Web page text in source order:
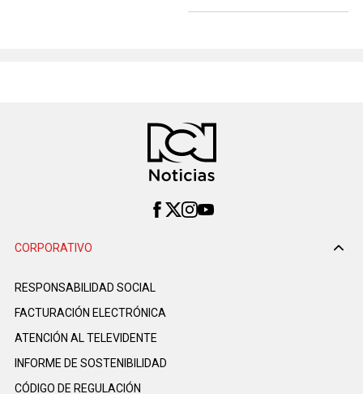
CORPORATIVO
RESPONSABILIDAD SOCIAL
FACTURACIÓN ELECTRÓNICA
ATENCIÓN AL TELEVIDENTE
INFORME DE SOSTENIBILIDAD
CÓDIGO DE REGULACIÓN